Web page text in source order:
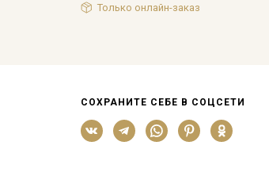
Только онлайн-заказ
СОХРАНИТЕ СЕБЕ В СОЦСЕТИ